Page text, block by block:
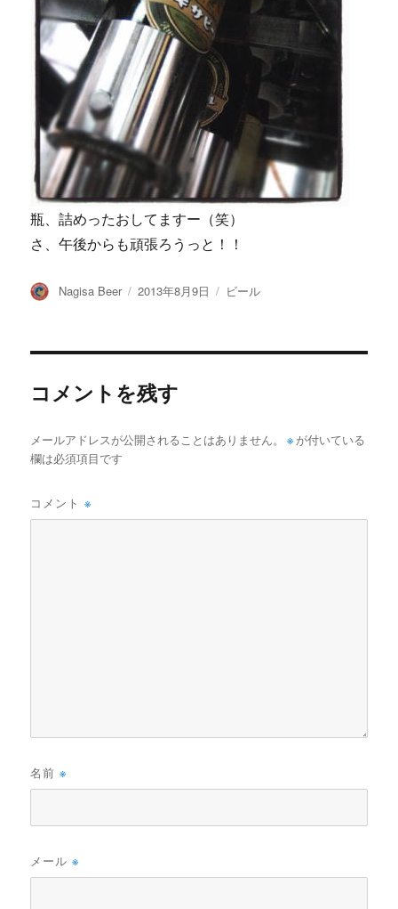
瓶、詰めったおしてますー（笑）
さ、午後からも頑張ろうっと！！
投
Nagisa Beer
投
2013年8月9日
カ
ビール
コメントを残す
メールアドレスが公開されることはありません。 ※ が付いている
欄は必須項目です
コメント※
名前※
メール※